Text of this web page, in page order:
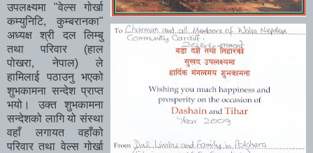
उपलक्ष्यमा "वेल्स गोर्खा
कम्युनिटि, कुम्बरानका"
अध्यक्ष श्री दल लिम्बु
तथा परिवार (हाल
पोखरा, नेपाल) ले
हामिलाई पठाउनु भएको
शुभकामना सन्देश प्राप्त
भयो। उक्त शुभकामना
सन्देशको लागि यो संस्था
वहाँ लगायत वहाँको
परिवार तथा वेल्स गोर्खा